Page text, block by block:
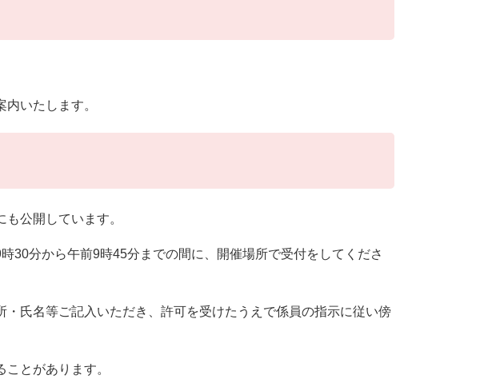
いたします。
公開しています。
30分から午前9時45分までの間に、開催場所で受付をしてくださ
・氏名等ご記入いただき、許可を受けたうえで係員の指示に従い傍
とがあります。